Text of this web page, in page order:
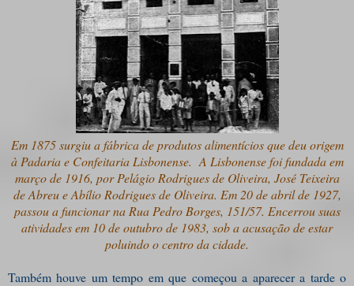
Em 1875 surgiu a fábrica de produtos alimentícios que deu origem
à Padaria e Confeitaria Lisbonense. A Lisbonense foi fundada em
março de 1916, por Pelágio Rodrigues de Oliveira, José Teixeira
de Abreu e Abílio Rodrigues de Oliveira. Em 20 de abril de 1927,
passou a funcionar na Rua Pedro Borges, 151/57. Encerrou suas
atividades em 10 de outubro de 1983, sob a acusação de estar
poluindo o centro da cidade.
Também houve um tempo em que começou a aparecer a tarde o